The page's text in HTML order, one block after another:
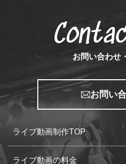
お問い合わせ
お問い
ライブ動画制作TOP
ライブ動画の料金